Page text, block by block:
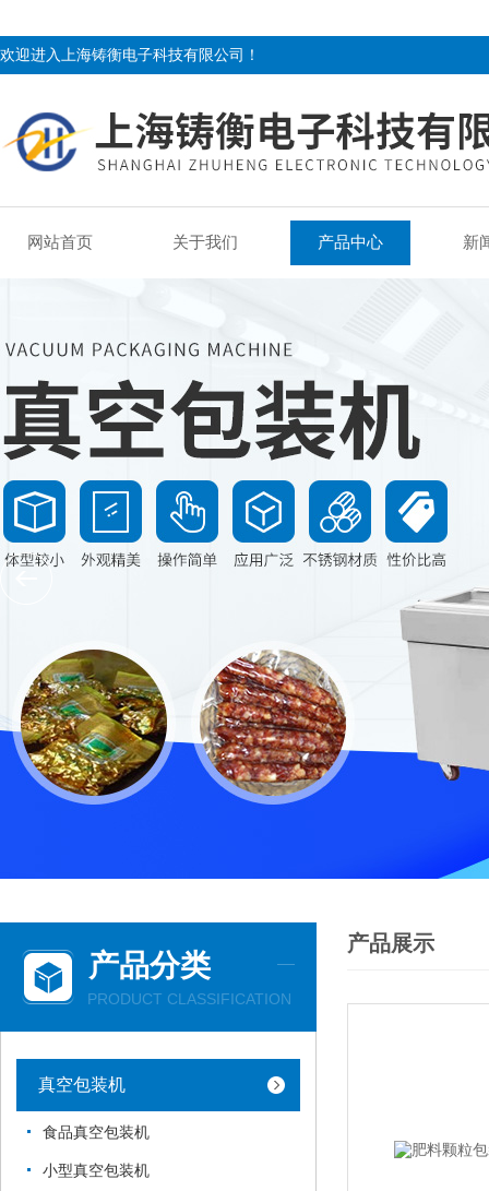
欢迎进入上海铸衡电子科技有限公司！
网站首页 关于我们 产品中心 新
产品分类
PRODUCT CLASSIFICATION
真空包装机
食品真空包装机
小型真空包装机
产品展示